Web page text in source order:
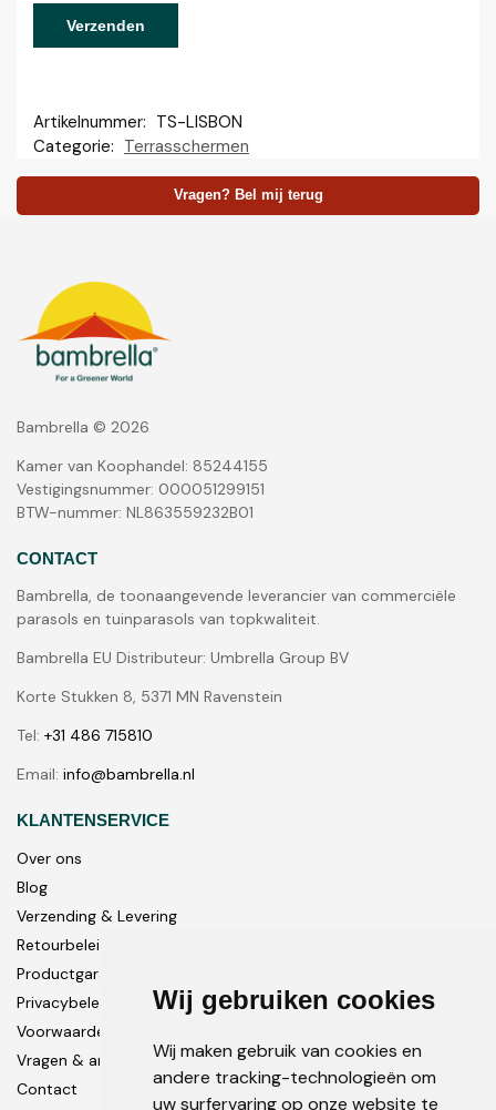
Wij gebruiken cookies
Wij maken gebruik van cookies en
andere tracking-technologieën om
uw surfervaring op onze website te
Artikelnummer: TS-LISBON
Categorie: Terrasschermen
Vragen? Bel mij terug
Bambrella © 2026
Kamer van Koophandel: 85244155
Vestigingsnummer: 000051299151
BTW-nummer: NL863559232B01
CONTACT
Bambrella, de toonaangevende leverancier van commerciële
parasols en tuinparasols van topkwaliteit.
Bambrella EU Distributeur: Umbrella Group BV
Korte Stukken 8, 5371 MN Ravenstein
Tel: +31 486 715810
Email: info@bambrella.nl
KLANTENSERVICE
Over ons
Blog
Verzending & Levering
Retourbeleid
Productgarantie
Privacybeleid
Voorwaarden
Vragen & antwoorden
Contact